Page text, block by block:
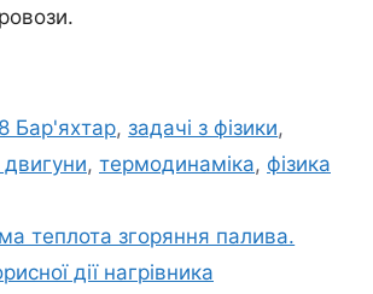
8 Бар'яхтар, задачі з фізики,
двигуни, термодинаміка, фізика
теплота згоряння палива.
дії нагрівника